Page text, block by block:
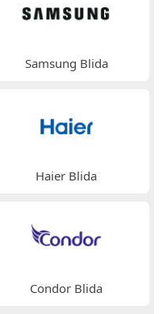
Samsung Blida
Haier Blida
Condor Blida